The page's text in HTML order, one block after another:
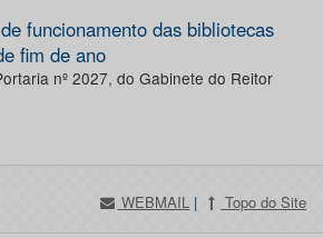
funcionamento das bibliotecas
fim de ano
nº 2027, do Gabinete do Reitor
WEBMAIL | Topo do Site